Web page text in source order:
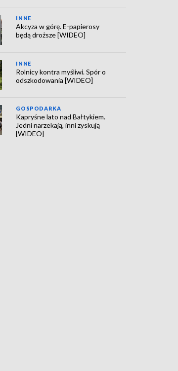
INNE
Akcyza w górę. E-papierosy
będą droższe [WIDEO]
INNE
Rolnicy kontra myśliwi. Spór o
odszkodowania [WIDEO]
GOSPODARKA
Kapryśne lato nad Bałtykiem.
Jedni narzekają, inni zyskują
[WIDEO]